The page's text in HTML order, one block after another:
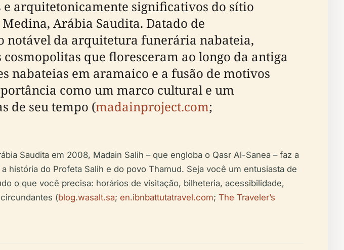
arquitetonicamente significativos do sítio
Arábia Saudita. Datado de
notável da arquitetura funerária nabateia,
que floresceram ao longo da antiga
nabateias em aramaico e a fusão de motivos
como um marco cultural e um
de seu tempo (madainproject.com;
Saudita em 2008, Madain Salih – que engloba o Qasr Al-Sanea – faz a
do Profeta Salih e do povo Thamud. Seja você um entusiasta de
o que você precisa: horários de visitação, bilheteria, acessibilidade,
(blog.wasalt.sa; en.ibnbattutatravel.com; The Traveler’s